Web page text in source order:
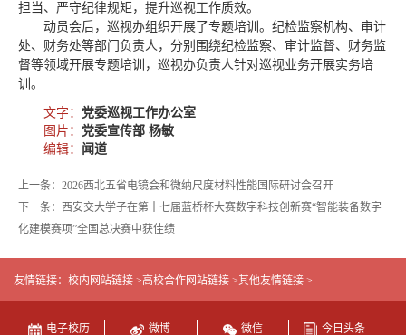
担当、严守纪律规矩，提升巡视工作质效。
动员会后，巡视办组织开展了专题培训。纪检监察机构、审计
处、财务处等部门负责人，分别围绕纪检监察、审计监督、财务监
督等领域开展专题培训，巡视办负责人针对巡视业务开展实务培
训。
文字： 党委巡视工作办公室
图片： 党委宣传部 杨敏
编辑： 闻道
上一条：2026西北五省电镜会和微纳尺度材料性能国际研讨会召开
下一条：西安交大学子在第十七届蓝桥杯大赛数字科技创新赛“智能装备数字
化建模赛项”全国总决赛中获佳绩
友情链接： 校内网站链接 >高校合作网站链接 >其他友情链接 >
电子校历 微博 微信 今日头条